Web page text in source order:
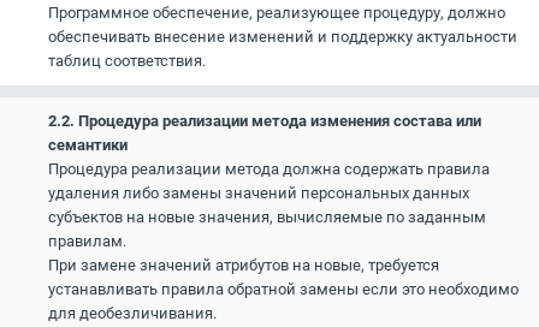
Программное обеспечение, реализующее процедуру, должно
обеспечивать внесение изменений и поддержку актуальности
таблиц соответствия.
2.2. Процедура реализации метода изменения состава или
семантики
Процедура реализации метода должна содержать правила
удаления либо замены значений персональных данных
субъектов на новые значения, вычисляемые по заданным
правилам.
При замене значений атрибутов на новые, требуется
устанавливать правила обратной замены если это необходимо
для деобезличивания.